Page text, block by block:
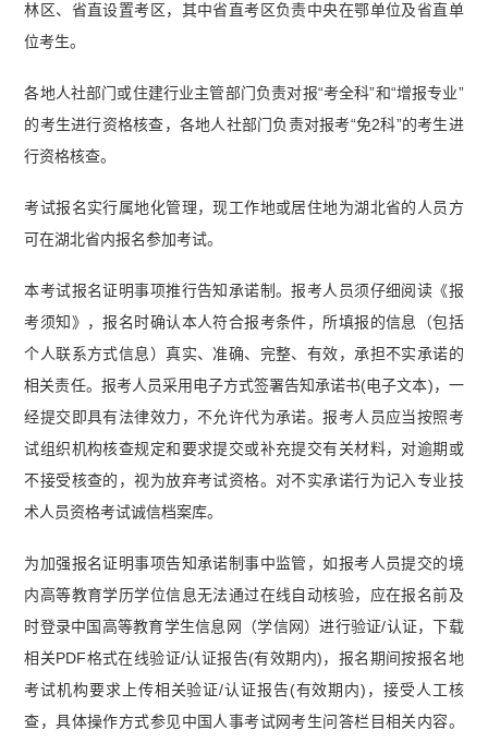
林区、省直设置考区，其中省直考区负责中央在鄂单位及省直单
位考生。
各地人社部门或住建行业主管部门负责对报“考全科”和“增报专业”
的考生进行资格核查，各地人社部门负责对报考“免2科”的考生进
行资格核查。
考试报名实行属地化管理，现工作地或居住地为湖北省的人员方
可在湖北省内报名参加考试。
本考试报名证明事项推行告知承诺制。报考人员须仔细阅读《报
考须知》，报名时确认本人符合报考条件，所填报的信息（包括
个人联系方式信息）真实、准确、完整、有效，承担不实承诺的
相关责任。报考人员采用电子方式签署告知承诺书(电子文本)，一
经提交即具有法律效力，不允许代为承诺。报考人员应当按照考
试组织机构核查规定和要求提交或补充提交有关材料，对逾期或
不接受核查的，视为放弃考试资格。对不实承诺行为记入专业技
术人员资格考试诚信档案库。
为加强报名证明事项告知承诺制事中监管，如报考人员提交的境
内高等教育学历学位信息无法通过在线自动核验，应在报名前及
时登录中国高等教育学生信息网（学信网）进行验证/认证，下载
相关PDF格式在线验证/认证报告(有效期内)，报名期间按报名地
考试机构要求上传相关验证/认证报告(有效期内)，接受人工核
查，具体操作方式参见中国人事考试网考生问答栏目相关内容。